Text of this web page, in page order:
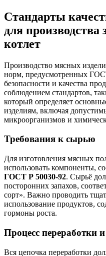
Стандарты
для
котлет
Производство мясных
норм, предусмотренных
безопасности и качества
соблюдением стандартов,
который определяет
изделиям, включая
микроорганизмов и
Требования к сырью
Для изготовления мясных
использовать компоненты,
ГОСТ Р 50030-92. Сырьё
посторонних запахов,
сорт». Важно проводить
использование продуктов,
гормоны роста.
Процесс переработки
Вся цепочка переработки